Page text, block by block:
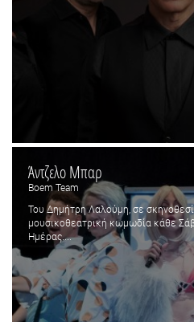
Άντζελο Μπαρ
Boem Team
Του Δημήτρη Λαλούμη, σε
μουσικοθεατρική κωμωδία κάθε
Ημέρας....